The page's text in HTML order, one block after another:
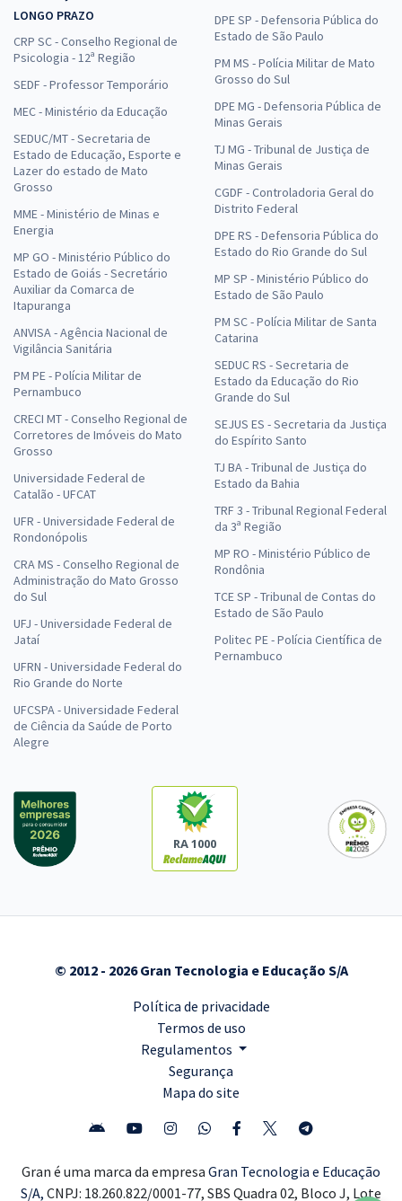
LONGO PRAZO
CRP SC - Conselho Regional de
Psicologia - 12ª Região
SEDF - Professor Temporário
MEC - Ministério da Educação
SEDUC/MT - Secretaria de
Estado de Educação, Esporte e
Lazer do estado de Mato
Grosso
MME - Ministério de Minas e
Energia
MP GO - Ministério Público do
Estado de Goiás - Secretário
Auxiliar da Comarca de
Itapuranga
ANVISA - Agência Nacional de
Vigilância Sanitária
PM PE - Polícia Militar de
Pernambuco
CRECI MT - Conselho Regional de
Corretores de Imóveis do Mato
Grosso
Universidade Federal de
Catalão - UFCAT
UFR - Universidade Federal de
Rondonópolis
CRA MS - Conselho Regional de
Administração do Mato Grosso
do Sul
UFJ - Universidade Federal de
Jataí
UFRN - Universidade Federal do
Rio Grande do Norte
UFCSPA - Universidade Federal
de Ciência da Saúde de Porto
Alegre
DPE SP - Defensoria Pública do
Estado de São Paulo
PM MS - Polícia Militar de Mato
Grosso do Sul
DPE MG - Defensoria Pública de
Minas Gerais
TJ MG - Tribunal de Justiça de
Minas Gerais
CGDF - Controladoria Geral do
Distrito Federal
DPE RS - Defensoria Pública do
Estado do Rio Grande do Sul
MP SP - Ministério Público do
Estado de São Paulo
PM SC - Polícia Militar de Santa
Catarina
SEDUC RS - Secretaria de
Estado da Educação do Rio
Grande do Sul
SEJUS ES - Secretaria da Justiça
do Espírito Santo
TJ BA - Tribunal de Justiça do
Estado da Bahia
TRF 3 - Tribunal Regional Federal
da 3ª Região
MP RO - Ministério Público de
Rondônia
TCE SP - Tribunal de Contas do
Estado de São Paulo
Politec PE - Polícia Científica de
Pernambuco
RA 1000
© 2012 - 2026 Gran Tecnologia e Educação S/A
Política de privacidade
Termos de uso
Regulamentos
Segurança
Mapa do site
Gran é uma marca da empresa Gran Tecnologia e Educação
S/A, CNPJ: 18.260.822/0001-77, SBS Quadra 02, Bloco J, Lote